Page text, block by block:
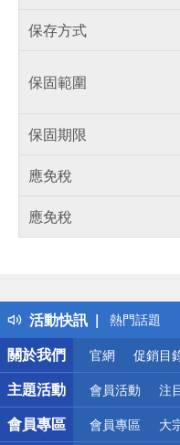
保存方式
保固範圍
保固期限
應免稅
應免稅
活動快訊
得獎公告
熱門話題
銀行優惠
偏遠地區配
詐騙網頁！
關於我們
官網 促銷目
主題活動 會員活動 注
會員專區 會員專區 大